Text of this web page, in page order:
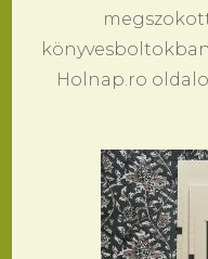
Holnap.ro